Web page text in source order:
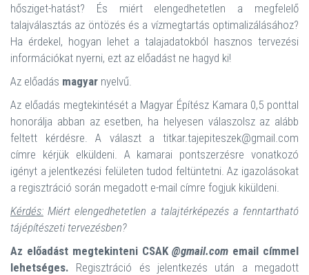
hősziget-hatást? És miért elengedhetetlen a megfelelő
talajválasztás az öntözés és a vízmegtartás optimalizálásához?
Ha érdekel, hogyan lehet a talajadatokból hasznos tervezési
információkat nyerni, ezt az előadást ne hagyd ki!
Az előadás magyar nyelvű.
Az előadás megtekintését a Magyar Építész Kamara 0,5 ponttal
honorálja abban az esetben, ha helyesen válaszolsz az alább
feltett kérdésre. A választ a titkar.tajepiteszek@gmail.com
címre kérjük elküldeni. A kamarai pontszerzésre vonatkozó
igényt a jelentkezési felületen tudod feltüntetni. Az igazolásokat
a regisztráció során megadott e-mail címre fogjuk kiküldeni.
Kérdés: Miért elengedhetetlen a talajtérképezés a fenntartható
tájépítészeti tervezésben?
Az előadást megtekinteni CSAK@gmail.com email címmel
lehetséges. Regisztráció és jelentkezés után a megadott